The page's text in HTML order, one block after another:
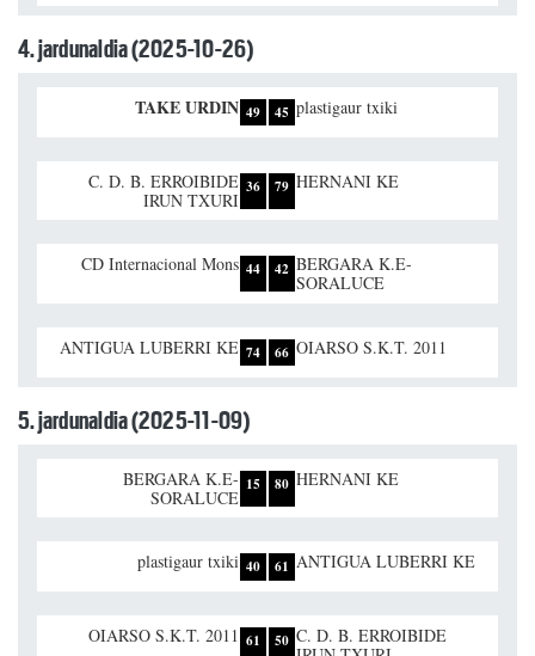
4. jardunaldia (2025-10-26)
TAKE URDIN 49 45 plastigaur txiki
C. D. B. ERROIBIDE
IRUN TXURI
36 79 HERNANI KE
CD Internacional Mons 44 42 BERGARA K.E-
SORALUCE
ANTIGUA LUBERRI KE 74 66 OIARSO S.K.T. 2011
5. jardunaldia (2025-11-09)
BERGARA K.E-
SORALUCE
15 80 HERNANI KE
plastigaur txiki 40 61 ANTIGUA LUBERRI KE
OIARSO S.K.T. 2011 61 50 C. D. B. ERROIBIDE